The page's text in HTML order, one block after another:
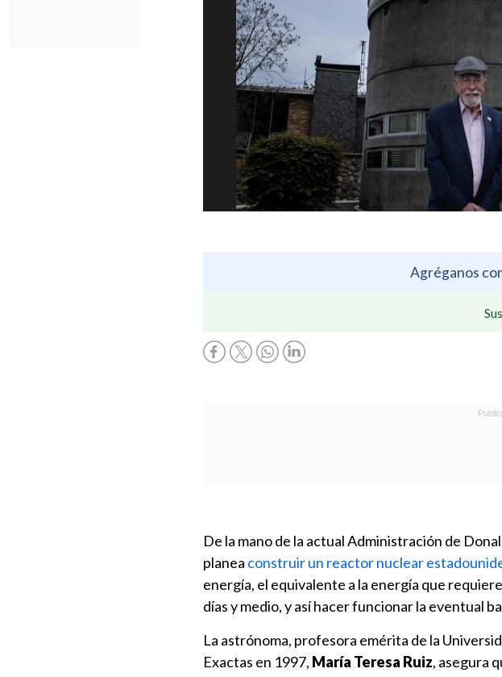
Agréganos
De la mano de la actual Administración de
planea construir un reactor nuclear
energía, el equivalente a la energía que
días y medio, y así hacer funcionar la eventual
La astrónoma, profesora emérita de la
Exactas en 1997, María Teresa Ruiz, asegura